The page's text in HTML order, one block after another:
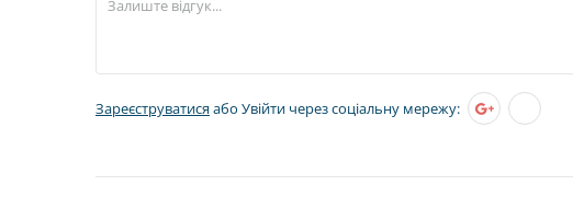
Зареєструватисяабо Увійти через соціальну мережу: